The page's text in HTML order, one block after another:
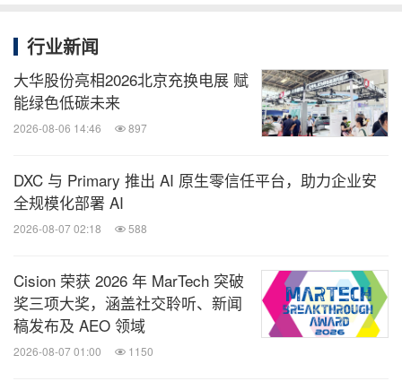
行业新闻
大华股份亮相2026北京充换电展 赋
能绿色低碳未来
2026-08-06 14:46 897
DXC 与 Primary 推出 AI 原生零信任平台，助力企业安
全规模化部署 AI
2026-08-07 02:18 588
Cision 荣获 2026 年 MarTech 突破
奖三项大奖，涵盖社交聆听、新闻
稿发布及 AEO 领域
2026-08-07 01:00 1150